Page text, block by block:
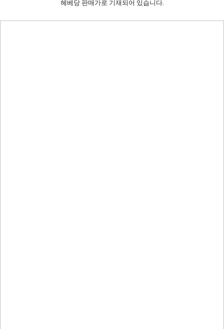
헤베당 판매가로 기재되어 있습니다.